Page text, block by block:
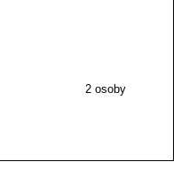
2 osoby